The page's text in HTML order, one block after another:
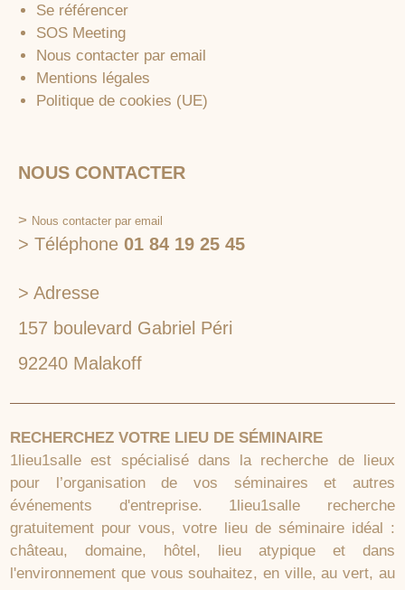
Se référencer
SOS Meeting
Nous contacter par email
Mentions légales
Politique de cookies (UE)
NOUS CONTACTER
> Nous contacter par email
> Téléphone 01 84 19 25 45
> Adresse
157 boulevard Gabriel Péri
92240 Malakoff
RECHERCHEZ VOTRE LIEU DE SÉMINAIRE
1lieu1salle est spécialisé dans la recherche de lieux
pour l’organisation de vos séminaires et autres
événements d'entreprise. 1lieu1salle recherche
gratuitement pour vous, votre lieu de séminaire idéal :
château, domaine, hôtel, lieu atypique et dans
l'environnement que vous souhaitez, en ville, au vert, au